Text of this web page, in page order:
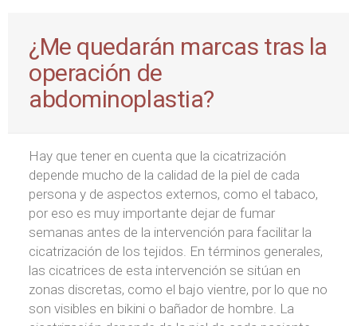
¿Me quedarán marcas tras la
operación de
abdominoplastia?
Hay que tener en cuenta que la cicatrización
depende mucho de la calidad de la piel de cada
persona y de aspectos externos, como el tabaco,
por eso es muy importante dejar de fumar
semanas antes de la intervención para facilitar la
cicatrización de los tejidos. En términos generales,
las cicatrices de esta intervención se sitúan en
zonas discretas, como el bajo vientre, por lo que no
son visibles en bikini o bañador de hombre. La